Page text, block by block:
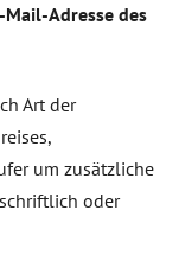
Mail-Adresse des
Art der
um zusätzliche
oder